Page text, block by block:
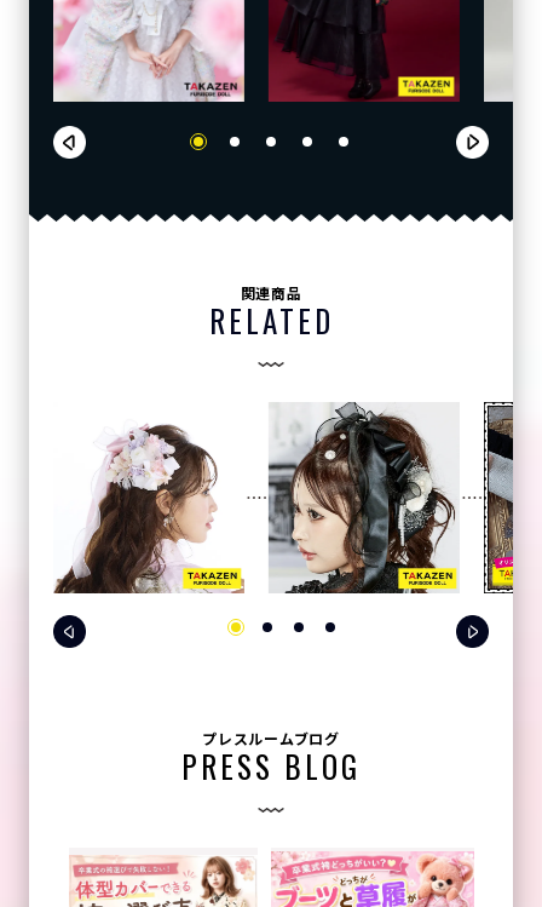
関連商品
RELATED
プレスルームブログ
PRESS BLOG